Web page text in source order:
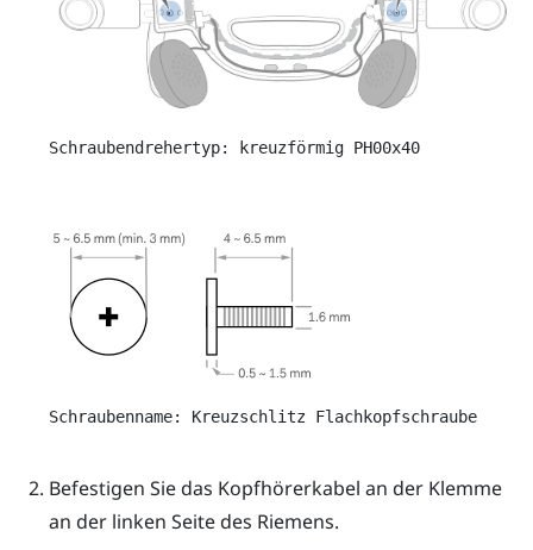
Schraubendrehertyp: kreuzförmig PH00x40
Schraubenname: Kreuzschlitz Flachkopfschraube
Befestigen Sie das Kopfhörerkabel an der Klemme
an der linken Seite des Riemens.